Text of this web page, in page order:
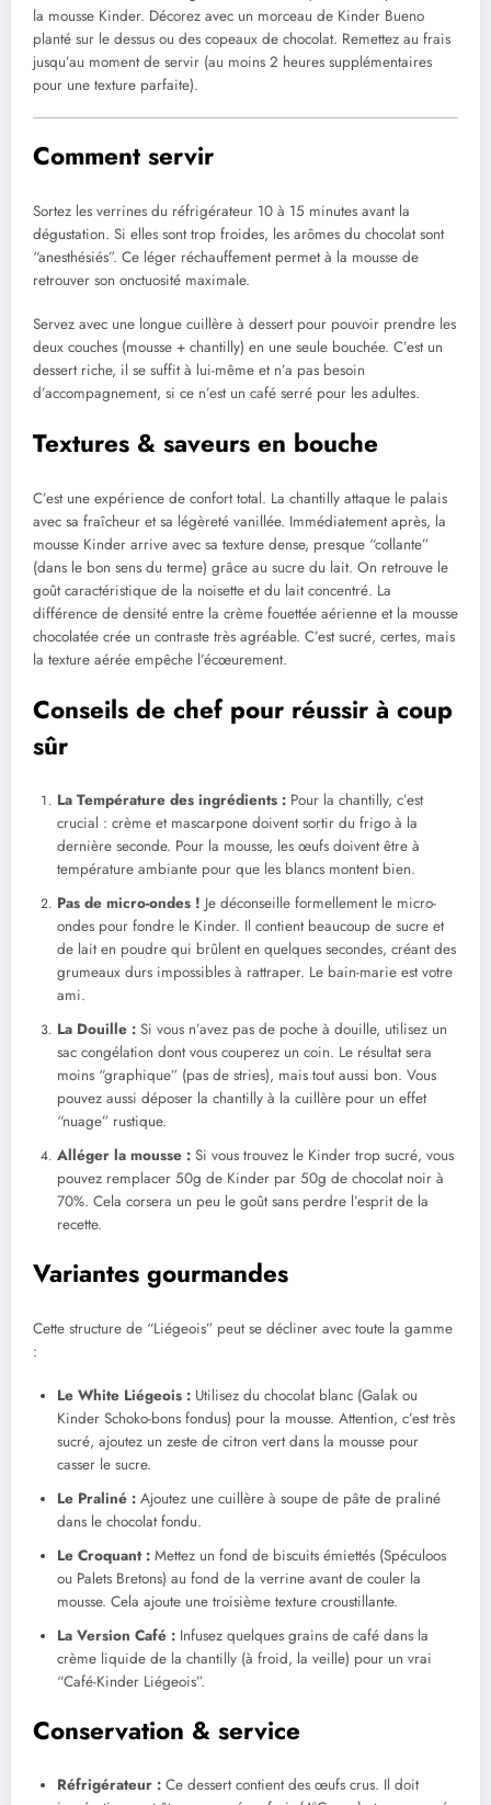
la mousse Kinder. Décorez avec un morceau de Kinder Bueno
planté sur le dessus ou des copeaux de chocolat. Remettez au frais
jusqu’au moment de servir (au moins 2 heures supplémentaires
pour une texture parfaite).
Comment servir
Sortez les verrines du réfrigérateur 10 à 15 minutes avant la
dégustation. Si elles sont trop froides, les arômes du chocolat sont
“anesthésiés”. Ce léger réchauffement permet à la mousse de
retrouver son onctuosité maximale.
Servez avec une longue cuillère à dessert pour pouvoir prendre les
deux couches (mousse + chantilly) en une seule bouchée. C’est un
dessert riche, il se suffit à lui-même et n’a pas besoin
d’accompagnement, si ce n’est un café serré pour les adultes.
Textures & saveurs en bouche
C’est une expérience de confort total. La chantilly attaque le palais
avec sa fraîcheur et sa légèreté vanillée. Immédiatement après, la
mousse Kinder arrive avec sa texture dense, presque “collante”
(dans le bon sens du terme) grâce au sucre du lait. On retrouve le
goût caractéristique de la noisette et du lait concentré. La
différence de densité entre la crème fouettée aérienne et la mousse
chocolatée crée un contraste très agréable. C’est sucré, certes, mais
la texture aérée empêche l’écœurement.
Conseils de chef pour réussir à coup
sûr
La Température des ingrédients : Pour la chantilly, c’est
crucial : crème et mascarpone doivent sortir du frigo à la
dernière seconde. Pour la mousse, les œufs doivent être à
température ambiante pour que les blancs montent bien.
Pas de micro-ondes ! Je déconseille formellement le micro-
ondes pour fondre le Kinder. Il contient beaucoup de sucre et
de lait en poudre qui brûlent en quelques secondes, créant des
grumeaux durs impossibles à rattraper. Le bain-marie est votre
ami.
La Douille : Si vous n’avez pas de poche à douille, utilisez un
sac congélation dont vous couperez un coin. Le résultat sera
moins “graphique” (pas de stries), mais tout aussi bon. Vous
pouvez aussi déposer la chantilly à la cuillère pour un effet
“nuage” rustique.
Alléger la mousse : Si vous trouvez le Kinder trop sucré, vous
pouvez remplacer 50g de Kinder par 50g de chocolat noir à
70%. Cela corsera un peu le goût sans perdre l’esprit de la
recette.
Variantes gourmandes
Cette structure de “Liégeois” peut se décliner avec toute la gamme
:
Le White Liégeois : Utilisez du chocolat blanc (Galak ou
Kinder Schoko-bons fondus) pour la mousse. Attention, c’est très
sucré, ajoutez un zeste de citron vert dans la mousse pour
casser le sucre.
Le Praliné : Ajoutez une cuillère à soupe de pâte de praliné
dans le chocolat fondu.
Le Croquant : Mettez un fond de biscuits émiettés (Spéculoos
ou Palets Bretons) au fond de la verrine avant de couler la
mousse. Cela ajoute une troisième texture croustillante.
La Version Café : Infusez quelques grains de café dans la
crème liquide de la chantilly (à froid, la veille) pour un vrai
“Café-Kinder Liégeois”.
Conservation & service
Réfrigérateur : Ce dessert contient des œufs crus. Il doit